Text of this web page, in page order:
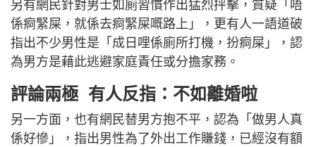
另有網民針對男士如廁習慣作出猛烈抨擊，質疑「唔
係痾緊屎，就係去痾緊屎嘅路上」，更有人一語道破
指出不少男性是「成日哩係廁所打機，扮痾屎」，認
為男方是藉此逃避家庭責任或分擔家務。
評論兩極 有人反指：不如離婚啦
另一方面，也有網民替男方抱不平，認為「做男人真
係好慘」，指出男性為了外出工作賺錢，已經沒有額